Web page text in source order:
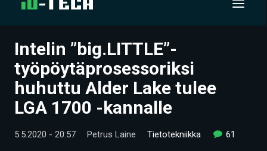
UUTISET
ARTIKKELIT
VIDEOT
TECHBBS
Intelin ”big.LITTLE”-
työpöytäprosessoriksi
huhuttu Alder Lake tulee
LGA 1700 -kannalle
5.5.2020 - 20:57 Petrus Laine Tietotekniikka 61